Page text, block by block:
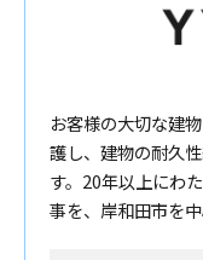
お客様の大切な建
護し、建物の耐久
す。20年以上にわ
事を、岸和田市を